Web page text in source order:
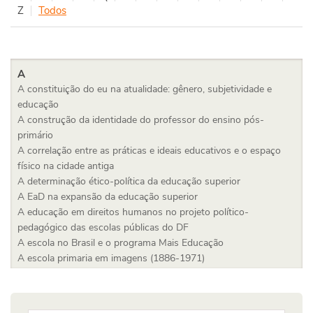
Z
Todos
A
A constituição do eu na atualidade: gênero, subjetividade e
educação
A construção da identidade do professor do ensino pós-
primário
A correlação entre as práticas e ideais educativos e o espaço
físico na cidade antiga
A determinação ético-política da educação superior
A EaD na expansão da educação superior
A educação em direitos humanos no projeto político-
pedagógico das escolas públicas do DF
A escola no Brasil e o programa Mais Educação
A escola primaria em imagens (1886-1971)